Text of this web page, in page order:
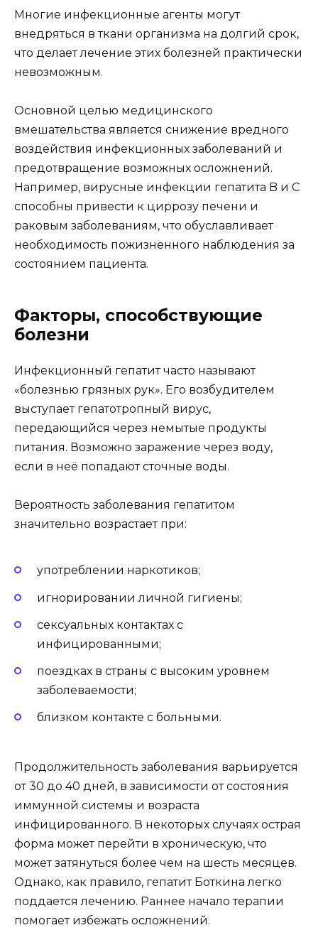
Многие инфекционные агенты могут
внедряться в ткани организма на долгий срок,
что делает лечение этих болезней практически
невозможным.
Основной целью медицинского
вмешательства является снижение вредного
воздействия инфекционных заболеваний и
предотвращение возможных осложнений.
Например, вирусные инфекции гепатита B и C
способны привести к циррозу печени и
раковым заболеваниям, что обуславливает
необходимость пожизненного наблюдения за
состоянием пациента.
Факторы, способствующие
болезни
Инфекционный гепатит часто называют
«болезнью грязных рук». Его возбудителем
выступает гепатотропный вирус,
передающийся через немытые продукты
питания. Возможно заражение через воду,
если в неё попадают сточные воды.
Вероятность заболевания гепатитом
значительно возрастает при:
употреблении наркотиков;
игнорировании личной гигиены;
сексуальных контактах с
инфицированными;
поездках в страны с высоким уровнем
заболеваемости;
близком контакте с больными.
Продолжительность заболевания варьируется
от 30 до 40 дней, в зависимости от состояния
иммунной системы и возраста
инфицированного. В некоторых случаях острая
форма может перейти в хроническую, что
может затянуться более чем на шесть месяцев.
Однако, как правило, гепатит Боткина легко
поддается лечению. Раннее начало терапии
помогает избежать осложнений.